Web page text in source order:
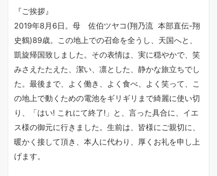
『ご挨拶』
2019年8月6日。母 佐伯ツヤコ(翔乃流 本部直伝-翔
史鶴)89歳。この地上での召命を全うし、天国へと、
凱旋帰国致しました。その表情は、実に穏やかで、笑
みさえたたえた、潔い、凛とした、静かな旅立ちでし
た。最後まで、よく働き、よく食べ、よく笑って、こ
の地上で動くための電池をギリギリまで綺麗に使い切
り、「はい! これにて終了!」と、言った具合に、イエ
ス様の御元に行きました。生前は、皆様にご親切に、
暖かく接して頂き、本人に代わり、厚くお礼を申し上
げます。